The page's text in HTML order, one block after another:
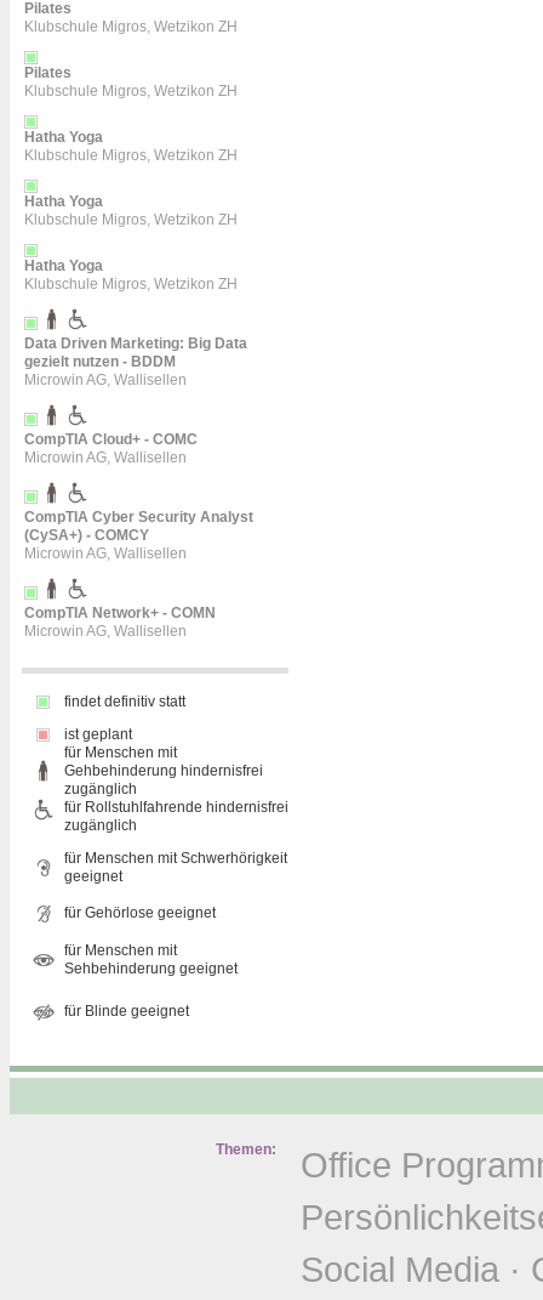
Pilates
Klubschule Migros, Wetzikon ZH
Pilates
Klubschule Migros, Wetzikon ZH
Hatha Yoga
Klubschule Migros, Wetzikon ZH
Hatha Yoga
Klubschule Migros, Wetzikon ZH
Hatha Yoga
Klubschule Migros, Wetzikon ZH
Data Driven Marketing: Big Data
gezielt nutzen - BDDM
Microwin AG, Wallisellen
CompTIA Cloud+ - COMC
Microwin AG, Wallisellen
CompTIA Cyber Security Analyst
(CySA+) - COMCY
Microwin AG, Wallisellen
CompTIA Network+ - COMN
Microwin AG, Wallisellen
findet definitiv statt
ist geplant
für Menschen mit
Gehbehinderung hindernisfrei
zugänglich
für Rollstuhlfahrende hindernisfrei
zugänglich
für Menschen mit Schwerhörigkeit
geeignet
für Gehörlose geeignet
für Menschen mit
Sehbehinderung geeignet
für Blinde geeignet
Themen:
Office
Social Media ·